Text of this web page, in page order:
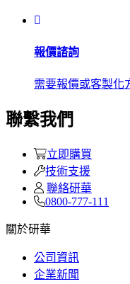
報價諮詢
需要報價或客製化
聯繫我們
立即購買
技術支援
聯絡研華
0800-777-111
關於研華
公司資訊
企業新聞